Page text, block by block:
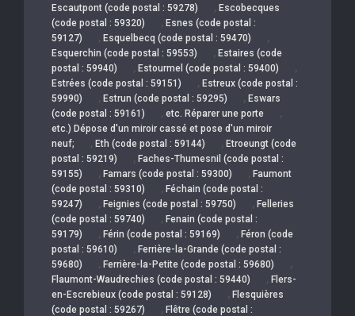
Escautpont (code postal : 59278) , Escobecques
(code postal : 59320)
, Esnes (code postal :
59127)
, Esquelbecq (code postal : 59470) ,
Esquerchin (code postal : 59553) , Estaires (code
postal : 59940)
, Estourmel (code postal : 59400) ,
Estrées (code postal : 59151) , Estreux (code postal :
59990)
, Estrun (code postal : 59295) , Eswars
(code postal : 59161)
, etc. Réparer une porte ,
etc.) Dépose d'un miroir cassé et pose d'un miroir
neuf;
, Eth (code postal : 59144) , Etroeungt (code
postal : 59219)
, Faches-Thumesnil (code postal :
59155)
, Famars (code postal : 59300) , Faumont
(code postal : 59310)
, Féchain (code postal :
59247)
, Feignies (code postal : 59750) , Felleries
(code postal : 59740)
, Fenain (code postal :
59179)
, Férin (code postal : 59169) , Féron (code
postal : 59610)
, Ferrière-la-Grande (code postal :
59680)
, Ferrière-la-Petite (code postal : 59680) ,
Flaumont-Waudrechies (code postal : 59440) , Flers-
en-Escrebieux (code postal : 59128)
, Flesquières
(code postal : 59267)
, Flêtre (code postal :